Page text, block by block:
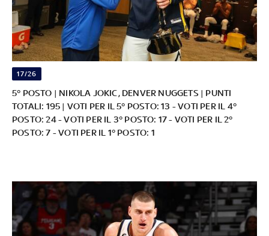
17/26
5° POSTO | NIKOLA JOKIC, DENVER NUGGETS | PUNTI
TOTALI: 195 | VOTI PER IL 5° POSTO: 13 - VOTI PER IL 4°
POSTO: 24 - VOTI PER IL 3° POSTO: 17 - VOTI PER IL 2°
POSTO: 7 - VOTI PER IL 1° POSTO: 1